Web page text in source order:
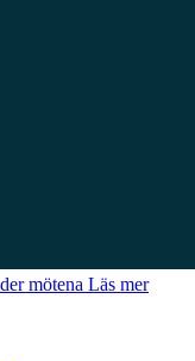
mötena Läs mer